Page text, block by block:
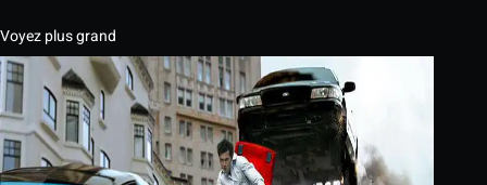
Voyez plus grand